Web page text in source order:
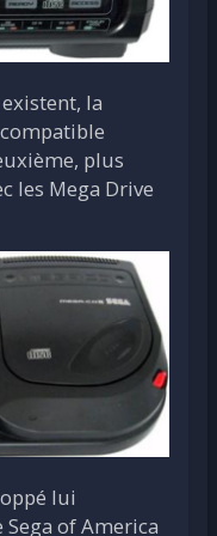
la
plus
les Mega Drive
lui
of America